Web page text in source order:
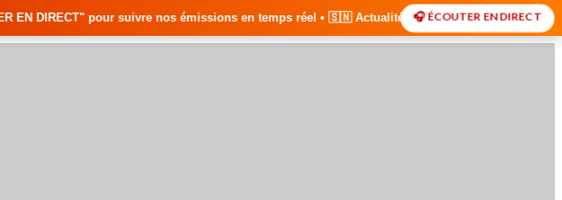
suivre nos émissions en temps réel • 🇸🇳 Actualités du Sénégal • 🌍 Actualités🎧 ÉCOUTER EN DIRECT